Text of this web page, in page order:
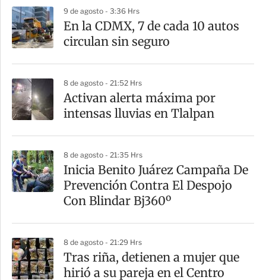
a
r
t
i
r
9 de agosto - 3:36 Hrs
En la CDMX, 7 de cada 10 autos
circulan sin seguro
8 de agosto - 21:52 Hrs
Activan alerta máxima por
intensas lluvias en Tlalpan
8 de agosto - 21:35 Hrs
Inicia Benito Juárez Campaña De
Prevención Contra El Despojo
Con Blindar Bj360º
8 de agosto - 21:29 Hrs
Tras riña, detienen a mujer que
hirió a su pareja en el Centro